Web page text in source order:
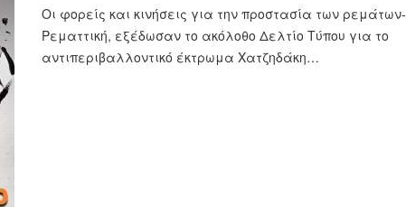
Οι φορείς και κινήσεις για την προστασία των ρεμάτων-
Ρεματτική, εξέδωσαν το ακόλοθο Δελτίο Τύπου για το
αντιπεριβαλλοντικό έκτρωμα Χατζηδάκη…